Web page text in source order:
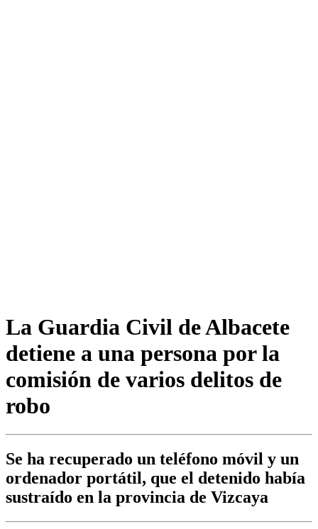
La Guardia Civil de Albacete
detiene a una persona por la
comisión de varios delitos de
robo
Se ha recuperado un teléfono móvil y un
ordenador portátil, que el detenido había
sustraído en la provincia de Vizcaya